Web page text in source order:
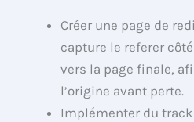
Créer une page de
capture le referer
vers la page finale,
l’origine avant perte.
Implémenter du